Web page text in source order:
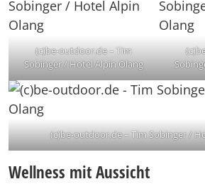
(c)be-outdoor.de – Tim
Sobinger / Hotel Alpin Olang
(c)be-outdoor.de – Tim Sobinger /
Wellness mit Aussicht